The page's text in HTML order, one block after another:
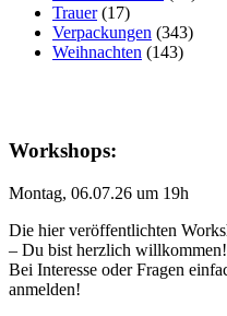
Trauer(17)
Verpackungen (343)
Weihnachten (143)
Workshops:
Montag, 06.07.26 um 19h
Die hier veröffentlichten
– Du bist herzlich willkommen!
Bei Interesse oder Fragen
anmelden!